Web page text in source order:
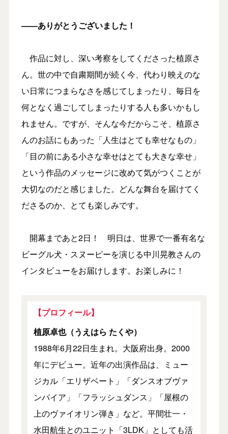
――ありがとうございました！
作品に対し、深い考察をしてくださった植原さ
ん。世の中で自粛期間が続く今、代わり映えのな
い日常につまらなさを感じてしまったり、毎日を
何となく過ごしてしまったりする人も多いかもし
れません。ですが、そんな今だからこそ、植原さ
んのお話にもあった「人生はとても幸せなもの」
「目の前にある小さな幸せはとても大きな幸せ」
という作品のメッセージに改めて気がつくことが
大切なのだと感じました。どんな舞台を届けてく
ださるのか、とても楽しみです。
開幕まであと2日！ 明日は、世界で一番有名な
ビーグル犬・スヌーピーを演じる中川晃教さんの
インタビューをお届けします。お楽しみに！
【プロフィール】
植原卓也（うえはら たくや）
1988年6月22日生まれ。大阪府出身。2000
年にデビュー。近年の出演作品は、ミュー
ジカル「エリザベート」「ダンスオブヴァ
ンパイア」「フラッシュダンス」「屋根の
上のヴァイオリン弾き」など。平間壮一・
水田航生とのユニット「3LDK」としても活